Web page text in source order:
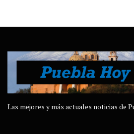
Las mejores y más actuales noticias de